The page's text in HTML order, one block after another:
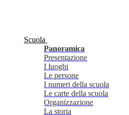
Scuola
Panoramica
Presentazione
I luoghi
Le persone
I numeri della scuola
Le carte della scuola
Organizzazione
La storia